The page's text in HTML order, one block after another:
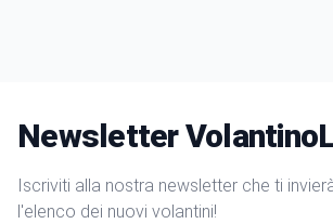
Newsletter
Iscriviti alla nostra newsletter che ti
l'elenco dei nuovi volantini!